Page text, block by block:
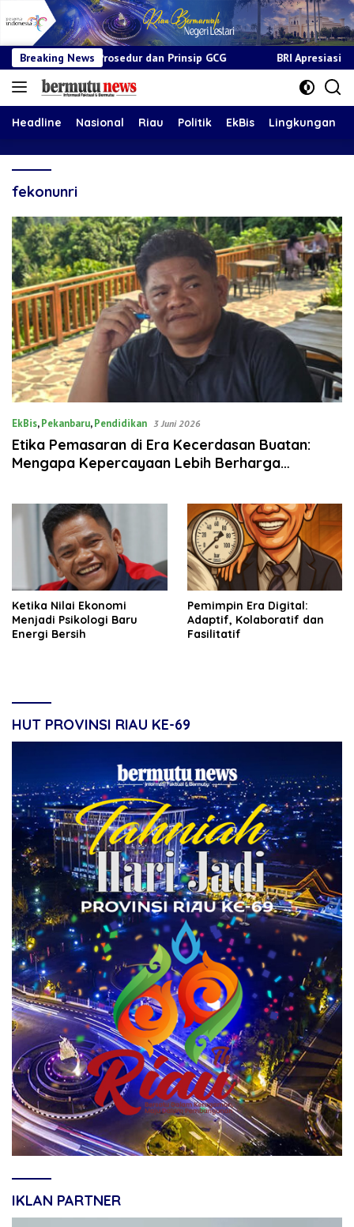
Breaking News
Prosedur dan Prinsip GCG BRI Apresiasi Layanan
Headline Nasional Riau Politik EkBis Lingkungan
fekonunri
EkBis,Pekanbaru,Pendidikan 3 Juni 2026
Etika Pemasaran di Era Kecerdasan Buatan:
Mengapa Kepercayaan Lebih Berharga
Ketika Nilai Ekonomi
Menjadi Psikologi Baru
Energi Bersih
Pemimpin Era Digital:
Adaptif, Kolaboratif dan
Fasilitatif
HUT PROVINSI RIAU KE-69
IKLAN PARTNER